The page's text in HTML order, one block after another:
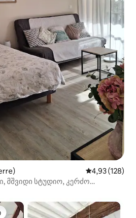
საშუალო
4,93 (128)
მშვიდი სტუდიო, კერძო